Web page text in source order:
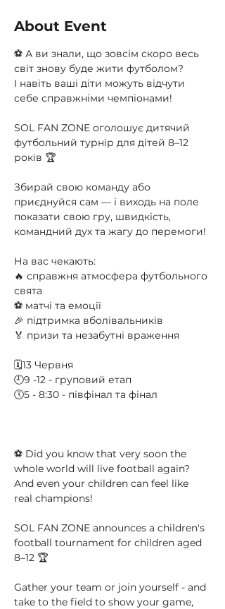
About Event
⚽️ А ви знали, що зовсім скоро весь
світ знову буде жити футболом?
І навіть ваші діти можуть відчути
себе справжніми чемпіонами!
SOL FAN ZONE оголошує дитячий
футбольний турнір для дітей 8–12
років 🏆
Збирай свою команду або
приєднуйся сам — і виходь на поле
показати свою гру, швидкість,
командний дух та жагу до перемоги!
На вас чекають:
🔥 справжня атмосфера футбольного
свята
⚽️ матчі та емоції
🎉 підтримка вболівальників
🏅 призи та незабутні враження
🗓13 Червня
🕘9 -12 - груповий етап
🕔5 - 8:30 - півфінал та фінал
⚽️ Did you know that very soon the
whole world will live football again?
And even your children can feel like
real champions!
SOL FAN ZONE announces a children's
football tournament for children aged
8–12 🏆
Gather your team or join yourself - and
take to the field to show your game,